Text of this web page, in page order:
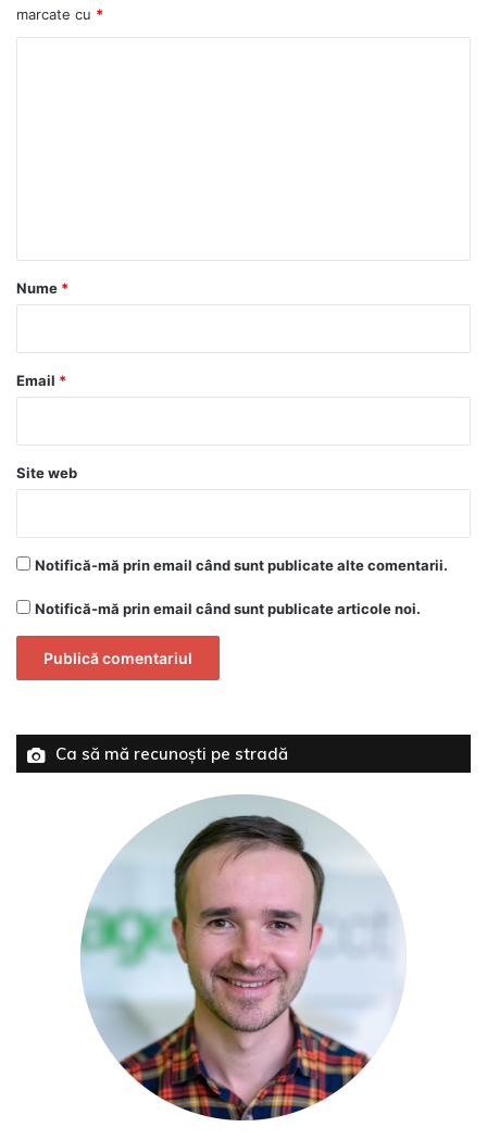
marcate cu *
r
*
Nume *
Email *
Site web
Notifică-mă prin email când sunt publicate alte comentarii.
Notifică-mă prin email când sunt publicate articole noi.
Ca să mă recunoști pe stradă